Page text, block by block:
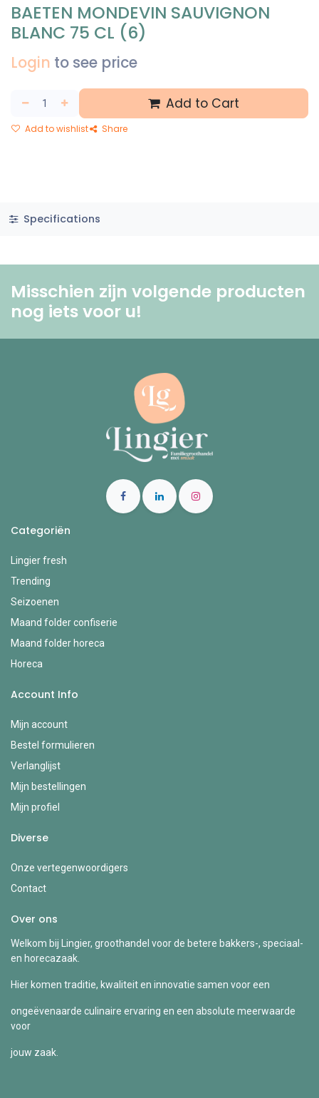
BAETEN MONDEVIN SAUVIGNON
BLANC 75 CL (6)
Login to see price
Add to Cart
Add to wishlist Share
Specifications
Misschien zijn volgende producten
nog iets voor u! ​
Categoriën
Lingier fresh
Trending
Seizoenen
Maand folder confiserie
Maand folder horeca
Horeca
Account Info
Mijn account
Bestel formulieren
Verlanglijst
Mijn bestellingen
Mijn profiel
Diverse
Onze vertegenwoordigers
Contact
Over ons
Welkom bij Lingier, groothandel voor de betere bakkers-, speciaal-
en horecazaak.
Hier komen traditie, kwaliteit en innovatie samen voor een
ongeëvenaarde culinaire ervaring en een absolute meerwaarde
voor
jouw zaak.